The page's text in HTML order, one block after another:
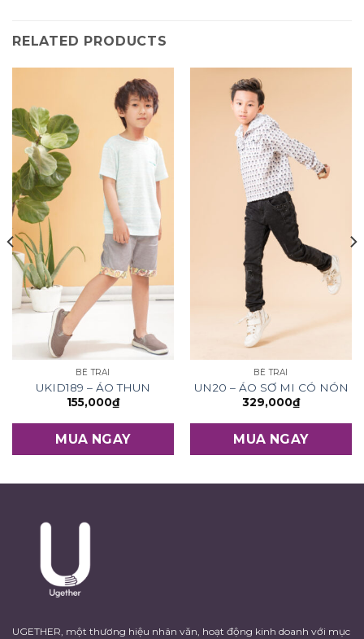
RELATED PRODUCTS
BÉ TRAI
UKID189 – ÁO THUN
155,000₫
MUA NGAY
BÉ TRAI
UN20 – ÁO SƠ MI CÓ NÓN
329,000₫
MUA NGAY
UGETHER, một thương hiệu nhân văn, hoạt động kinh doanh với mục